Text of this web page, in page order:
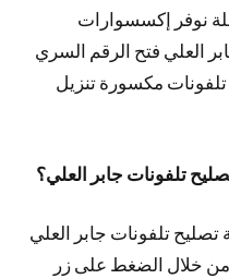
نوفر إكسسوارات
العلي فتح الرقم السري
تلفونات مكسورة تنزيل
تلفونات جابر العلي؟
تلفونات جابر العلي
من خلال الضغط على زر